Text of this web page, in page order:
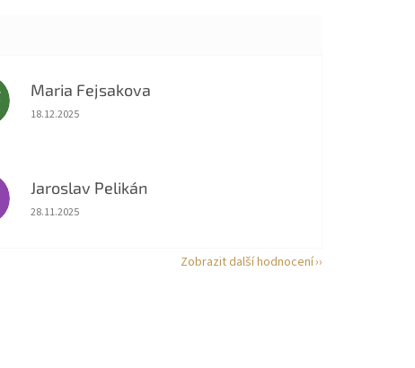
Maria Fejsakova
Hodnocení obchodu je 5 z 5 hvězdiček.
18.12.2025
Jaroslav Pelikán
Hodnocení obchodu je 5 z 5 hvězdiček.
28.11.2025
Zobrazit další hodnocení